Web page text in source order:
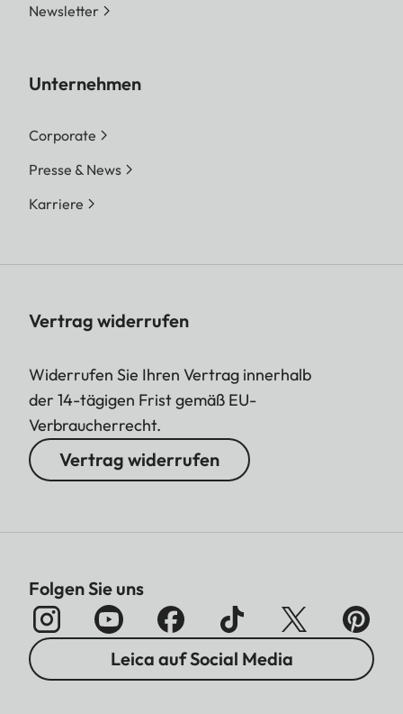
Newsletter
Unternehmen
Corporate
Presse & News
Karriere
Vertrag widerrufen
Widerrufen Sie Ihren Vertrag innerhalb
der 14-tägigen Frist gemäß EU-
Verbraucherrecht.
Vertrag widerrufen
Folgen Sie uns
Leica auf Social Media